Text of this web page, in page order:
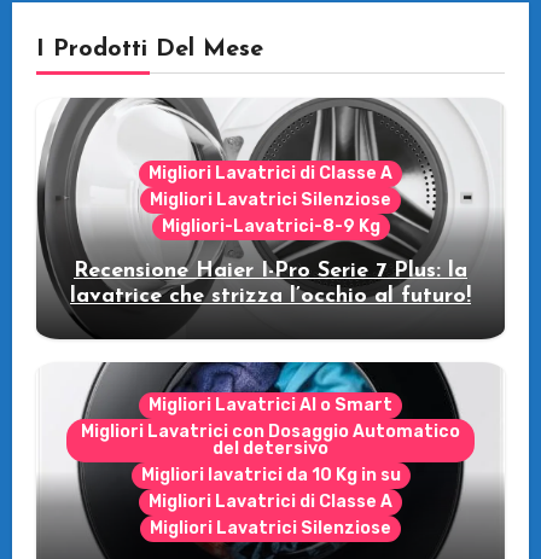
I Prodotti Del Mese
Migliori Lavatrici di Classe A
Migliori Lavatrici Silenziose
Migliori-Lavatrici-8-9 Kg
Recensione Haier I-Pro Serie 7 Plus: la
lavatrice che strizza l’occhio al futuro!
Migliori Lavatrici AI o Smart
Migliori Lavatrici con Dosaggio Automatico
del detersivo
Migliori lavatrici da 10 Kg in su
Migliori Lavatrici di Classe A
Migliori Lavatrici Silenziose